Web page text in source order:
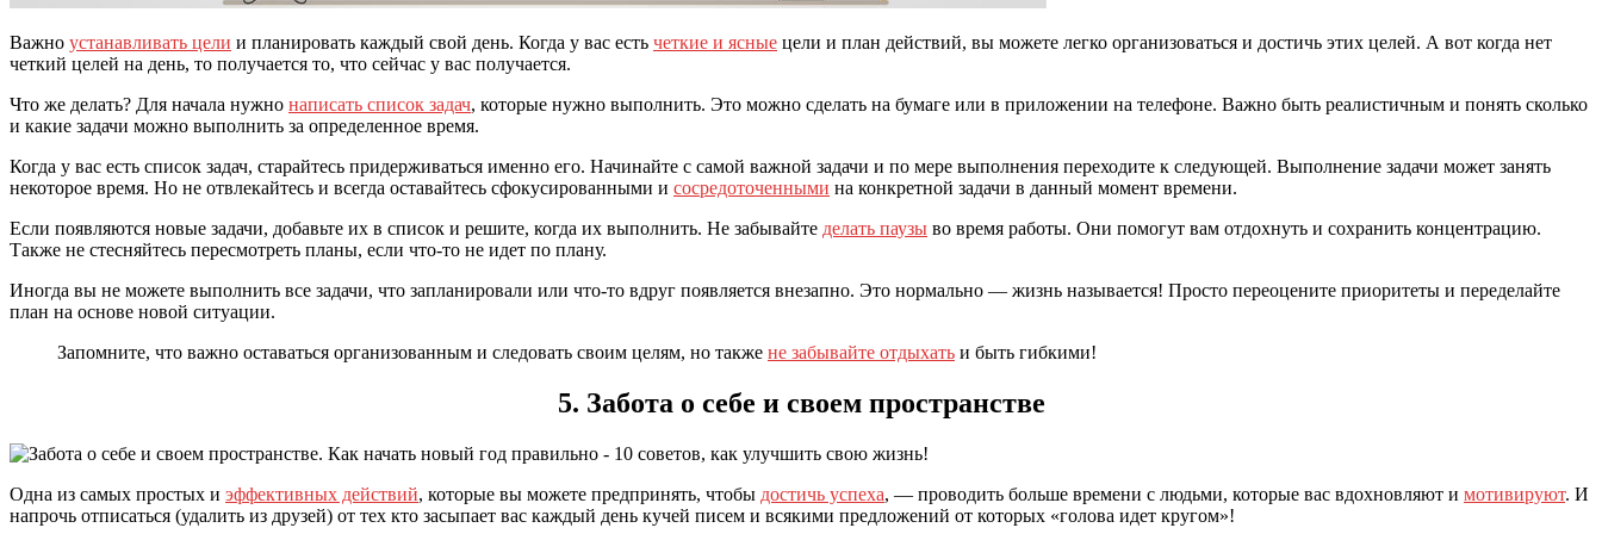
Важно устанавливать цели и планировать каждый свой день. Когда у вас есть четкие и ясные цели и план действий, вы можете легко организоваться и достичь этих целей. А вот когда нет
четкий целей на день, то получается то, что сейчас у вас получается.
Что же делать? Для начала нужно написать список задач, которые нужно выполнить. Это можно сделать на бумаге или в приложении на телефоне. Важно быть реалистичным и понять сколько
и какие задачи можно выполнить за определенное время.
Когда у вас есть список задач, старайтесь придерживаться именно его. Начинайте с самой важной задачи и по мере выполнения переходите к следующей. Выполнение задачи может занять
некоторое время. Но не отвлекайтесь и всегда оставайтесь сфокусированными и сосредоточенными на конкретной задачи в данный момент времени.
Если появляются новые задачи, добавьте их в список и решите, когда их выполнить. Не забывайте делать паузы во время работы. Они помогут вам отдохнуть и сохранить концентрацию.
Также не стесняйтесь пересмотреть планы, если что-то не идет по плану.
Иногда вы не можете выполнить все задачи, что запланировали или что-то вдруг появляется внезапно. Это нормально — жизнь называется! Просто переоцените приоритеты и переделайте
план на основе новой ситуации.
Запомните, что важно оставаться организованным и следовать своим целям, но также не забывайте отдыхать и быть гибкими!
5. Забота о себе и своем пространстве
Одна из самых простых и эффективных действий, которые вы можете предпринять, чтобы достичь успеха, — проводить больше времени с людьми, которые вас вдохновляют и мотивируют. И
напрочь отписаться (удалить из друзей) от тех кто засыпает вас каждый день кучей писем и всякими предложений от которых «голова идет кругом»!